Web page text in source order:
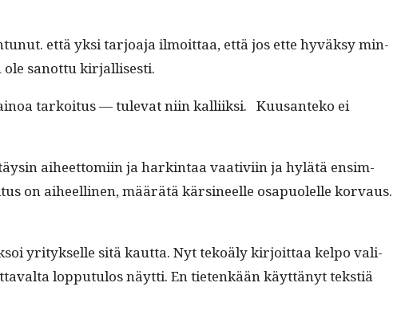
että yksi tar­joa­ja ilmoit­taa, että jos ette hyväksy min­
san­ot­tu kirjallisesti.
tarkoi­tus — tule­vat niin kalli­ik­si. Kuu­san­teko ei
aiheet­tomi­in ja hark­in­taa vaa­tivi­in ja hylätä ensim­
on aiheelli­nen, määrätä kärsi­neelle osa­puolelle kor­vaus.
yri­tyk­selle sitä kaut­ta. Nyt tekoä­ly kir­joit­taa kelpo val­i­
lop­putu­los näyt­ti. En tietenkään käyt­tänyt tek­stiä